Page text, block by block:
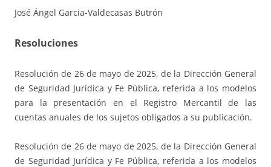
José Ángel Garcia-Valdecasas Butrón
Resoluciones
Resolución de 26 de mayo de 2025, de la Dirección General
de Seguridad Jurídica y Fe Pública, referida a los modelos
para la presentación en el Registro Mercantil de las
cuentas anuales de los sujetos obligados a su publicación.
Resolución de 26 de mayo de 2025, de la Dirección General
de Seguridad Jurídica y Fe Pública, referida a los modelos